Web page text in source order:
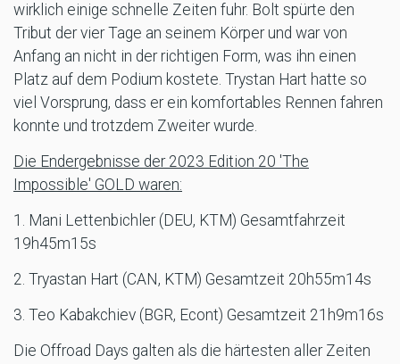
wirklich einige schnelle Zeiten fuhr. Bolt spürte den
Tribut der vier Tage an seinem Körper und war von
Anfang an nicht in der richtigen Form, was ihn einen
Platz auf dem Podium kostete. Trystan Hart hatte so
viel Vorsprung, dass er ein komfortables Rennen fahren
konnte und trotzdem Zweiter wurde.
Die Endergebnisse der 2023 Edition 20 'The
Impossible' GOLD waren:
1. Mani Lettenbichler (DEU, KTM) Gesamtfahrzeit
19h45m15s
2. Tryastan Hart (CAN, KTM) Gesamtzeit 20h55m14s
3. Teo Kabakchiev (BGR, Econt) Gesamtzeit 21h9m16s
Die Offroad Days galten als die härtesten aller Zeiten